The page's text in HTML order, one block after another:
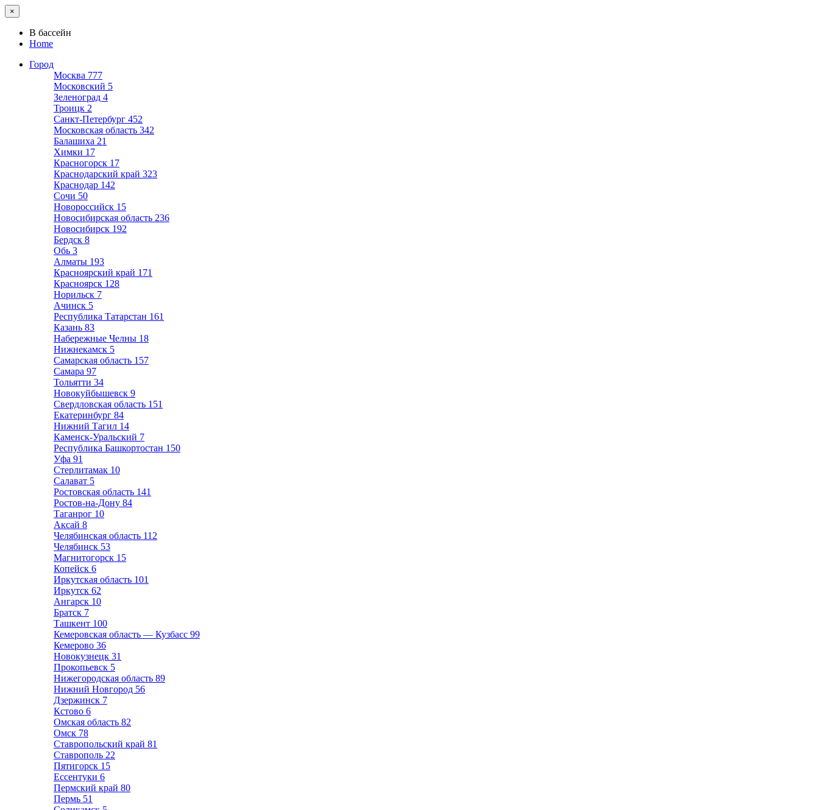
×
В бассейн
Home
Город
Москва 777
Московский 5
Зеленоград 4
Троицк 2
Санкт-Петербург 452
Московская область 342
Балашиха 21
Химки 17
Красногорск 17
Краснодарский край 323
Краснодар 142
Сочи 50
Новороссийск 15
Новосибирская область 236
Новосибирск 192
Бердск 8
Обь 3
Алматы 193
Красноярский край 171
Красноярск 128
Норильск 7
Ачинск 5
Республика Татарстан 161
Казань 83
Набережные Челны 18
Нижнекамск 5
Самарская область 157
Самара 97
Тольятти 34
Новокуйбышевск 9
Свердловская область 151
Екатеринбург 84
Нижний Тагил 14
Каменск-Уральский 7
Республика Башкортостан 150
Уфа 91
Стерлитамак 10
Салават 5
Ростовская область 141
Ростов-на-Дону 84
Таганрог 10
Аксай 8
Челябинская область 112
Челябинск 53
Магнитогорск 15
Копейск 6
Иркутская область 101
Иркутск 62
Ангарск 10
Братск 7
Ташкент 100
Кемеровская область — Кузбасс 99
Кемерово 36
Новокузнецк 31
Прокопьевск 5
Нижегородская область 89
Нижний Новгород 56
Дзержинск 7
Кстово 6
Омская область 82
Омск 78
Ставропольский край 81
Ставрополь 22
Пятигорск 15
Ессентуки 6
Пермский край 80
Пермь 51